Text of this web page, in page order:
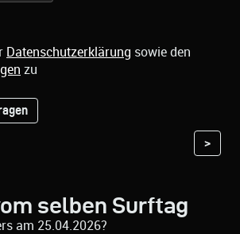
Datenschutzerklärung sowie den
zu
>
selben Surftag
am 25.04.2026?